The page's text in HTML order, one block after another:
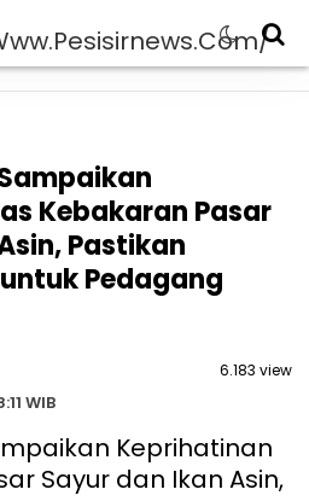
Kebakaran Pasar
Pastikan
Pedagang
WIB
6.183 view